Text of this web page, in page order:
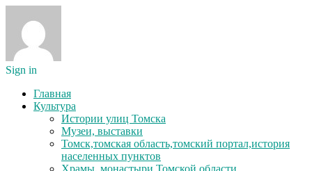
Sign in
Главная
Культура
Истории улиц Томска
Музеи, выставки
Томск,томская область,томский портал,история
населенных пунктов
Храмы, монастыри Томской области